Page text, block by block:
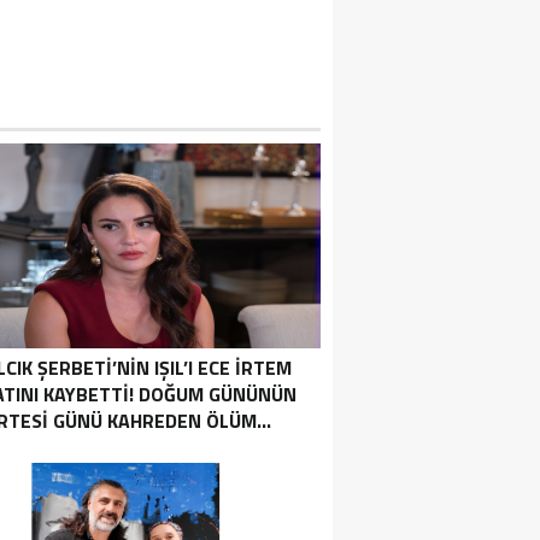
ŞERBETI’NIN IŞIL’I ECE İRTEM
KAYBETTI! DOĞUM GÜNÜNÜN
GÜNÜ KAHREDEN ÖLÜM…